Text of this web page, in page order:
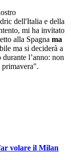
dell'Italia e della
mi ha invitato
alla Spagna ma
ma si deciderà a
l’anno: non
primavera".
volare il Milan